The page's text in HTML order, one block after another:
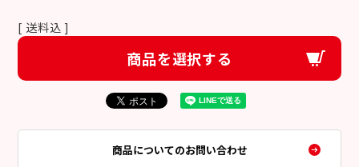
送料込
商品を選択する
商品についてのお問い合わせ